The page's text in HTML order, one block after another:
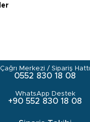
Çağrı Merkezi / Sipariş Hattı
0552 830 18 08
WhatsApp Destek
+90 552 830 18 08